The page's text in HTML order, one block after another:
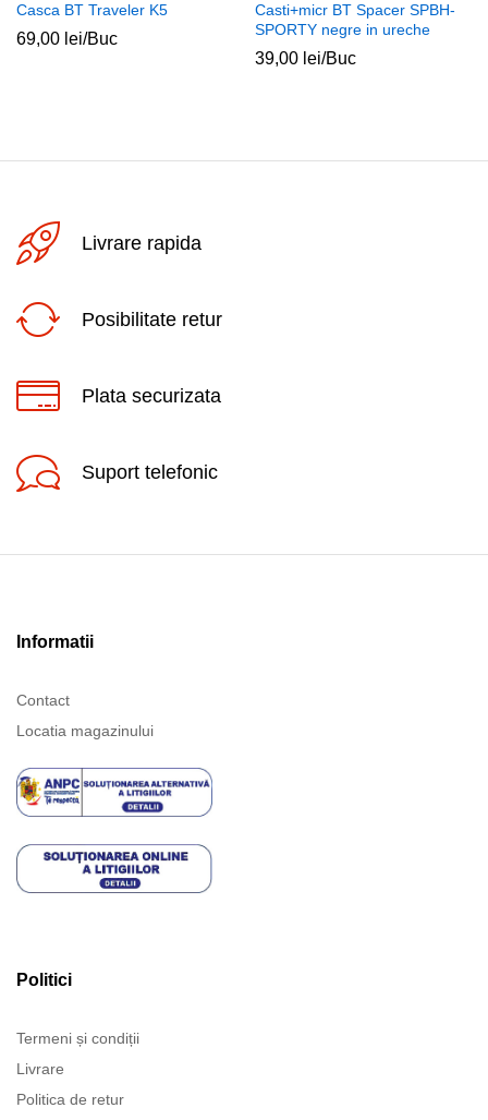
Casca BT Traveler K5
69,00 lei/Buc
Casti+micr BT Spacer SPBH-
SPORTY negre in ureche
39,00 lei/Buc
Livrare rapida
Posibilitate retur
Plata securizata
Suport telefonic
Informatii
Contact
Locatia magazinului
Politici
Termeni și condiții
Livrare
Politica de retur